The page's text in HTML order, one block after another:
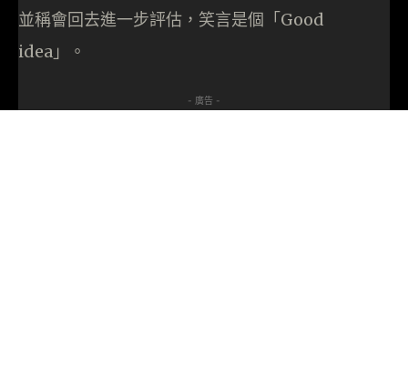
並稱會回去進一步評估，笑言是個「Good
idea」。
- 廣告 -